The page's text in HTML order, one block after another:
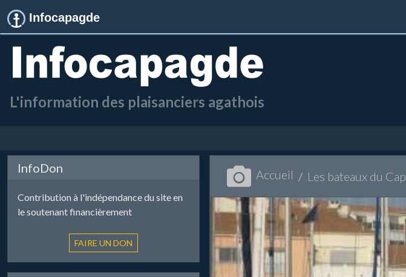
Infocapagde
L'information des plaisanciers agathois
InfoDon
Contribution à l'indépendance du site en
le soutenant financièrement
Accueil Les bateaux du Cap